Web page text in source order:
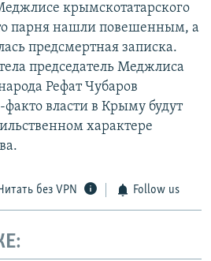
крымскотатарского
парня нашли повешенным, а
предсмертная записка.
председатель Меджлиса
Рефат Чубаров
власти в Крыму будут
характере
без VPN Follow us